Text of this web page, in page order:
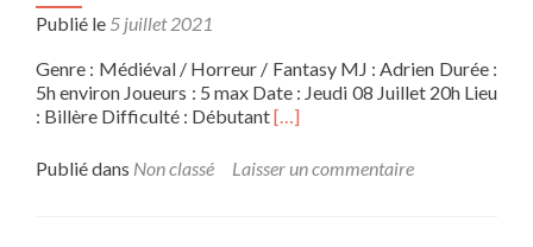
Publié le 5 juillet 2021
Genre : Médiéval / Horreur / Fantasy MJ : Adrien Durée :
5h environ Joueurs : 5 max Date : Jeudi 08 Juillet 20h Lieu
: Billère Difficulté : DébutantEn
plus
[…]
Publié dans Non classé Laisser un commentaire